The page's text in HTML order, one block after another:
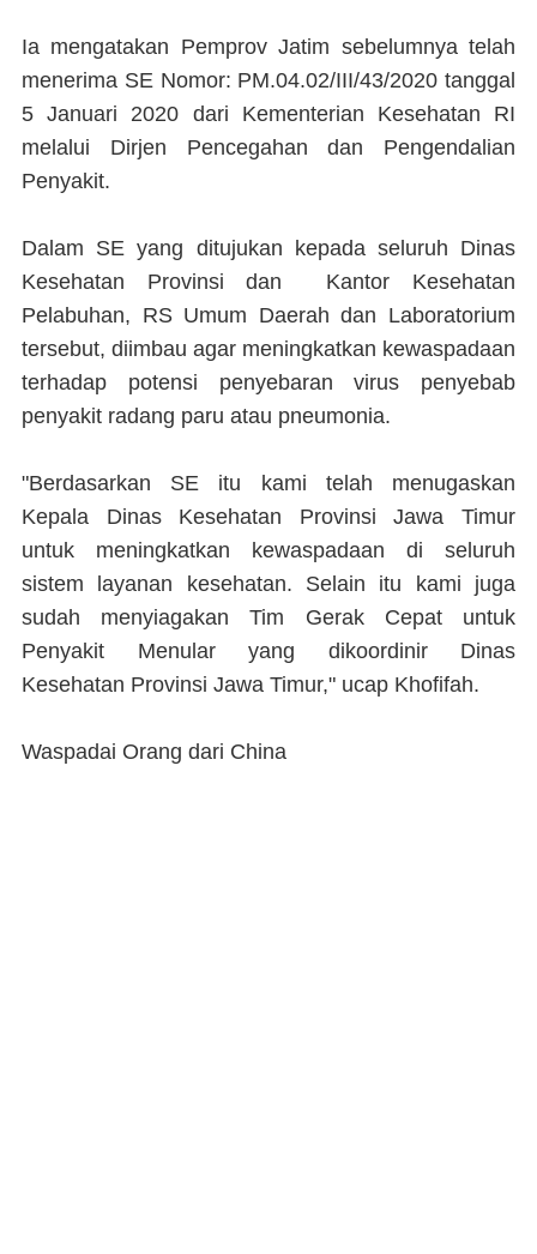
Ia mengatakan Pemprov Jatim sebelumnya telah
menerima SE Nomor: PM.04.02/III/43/2020 tanggal
5 Januari 2020 dari Kementerian Kesehatan RI
melalui Dirjen Pencegahan dan Pengendalian
Penyakit.
Dalam SE yang ditujukan kepada seluruh Dinas
Kesehatan Provinsi dan Kantor Kesehatan
Pelabuhan, RS Umum Daerah dan Laboratorium
tersebut, diimbau agar meningkatkan kewaspadaan
terhadap potensi penyebaran virus penyebab
penyakit radang paru atau pneumonia.
"Berdasarkan SE itu kami telah menugaskan
Kepala Dinas Kesehatan Provinsi Jawa Timur
untuk meningkatkan kewaspadaan di seluruh
sistem layanan kesehatan. Selain itu kami juga
sudah menyiagakan Tim Gerak Cepat untuk
Penyakit Menular yang dikoordinir Dinas
Kesehatan Provinsi Jawa Timur," ucap Khofifah.
Waspadai Orang dari China